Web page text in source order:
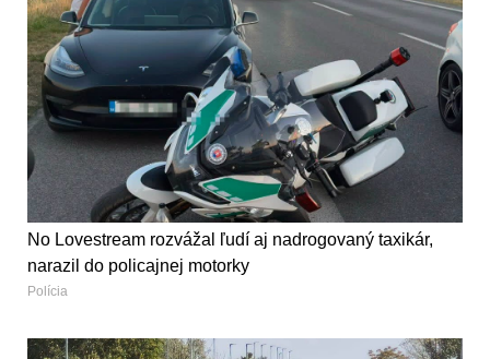
No Lovestream rozvážal ľudí aj nadrogovaný taxikár,
narazil do policajnej motorky
Polícia